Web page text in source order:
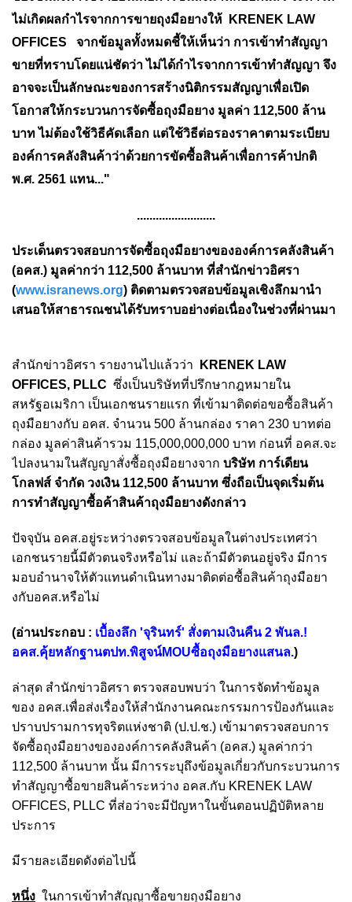
ไม่เกิดผลกำไรจากการขายถุงมือยางให้ KRENEK LAW
OFFICES จากข้อมูลทั้งหมดชี้ให้เห็นว่า การเข้าทำสัญญา
ขายที่ทราบโดยแน่ชัดว่า ไม่ได้กำไรจากการเข้าทำสัญญา จึง
อาจจะเป็นลักษณะของการสร้างนิติกรรมสัญญาเพื่อเปิด
โอกาสให้กระบวนการจัดซื้อถุงมือยาง มูลค่า 112,500 ล้าน
บาท ไม่ต้องใช้วิธีคัดเลือก แต่ใช้วิธีต่อรองราคาตามระเบียบ
องค์การคลังสินค้าว่าด้วยการขัดซื้อสินค้าเพื่อการค้าปกติ
พ.ศ. 2561 แทน..."
.........................
ประเด็นตรวจสอบการจัดซื้อถุงมือยางขององค์การคลังสินค้า
(อคส.) มูลค่ากว่า 112,500 ล้านบาท ที่สำนักข่าวอิศรา
(www.isranews.org) ติดตามตรวจสอบข้อมูลเชิงลึกมานำ
เสนอให้สาธารณชนได้รับทราบอย่างต่อเนื่องในช่วงที่ผ่านมา
สำนักข่าวอิศรา รายงานไปแล้วว่า
KRENEK LAW
OFFICES, PLLC ซึ่งเป็นบริษัทที่ปรึกษากฎหมายใน
สหรัฐอเมริกา เป็นเอกชนรายแรก ที่เข้ามาติดต่อขอซื้อสินค้า
ถุงมือยางกับ อคส. จำนวน 500 ล้านกล่อง ราคา 230 บาทต่อ
กล่อง มูลค่าสินค้ารวม 115,000,000,000 บาท ก่อนที่ อคส.จะ
ไปลงนามในสัญญาสั่งซื้อถุงมือยางจาก บริษัท การ์เดียน
โกลฟส์ จำกัด วงเงิน 112,500 ล้านบาท ซึ่งถือเป็นจุดเริ่มต้น
การทำสัญญาซื้อค้าสินค้าถุงมือยางดังกล่าว
ปัจจุบัน อคส.อยู่ระหว่างตรวจสอบข้อมูลในต่างประเทศว่า
เอกชนรายนี้มีตัวตนจริงหรือไม่ และถ้ามีตัวตนอยู่จริง มีการ
มอบอำนาจให้ตัวแทนดำเนินทางมาติดต่อซื้อสินค้าถุงมือยา
งกับอคส.หรือไม่
(อ่านประกอบ : เบื้องลึก 'จุรินทร์' สั่งตามเงินคืน 2 พันล.!
อคส.คุ้ยหลักฐานตปท.พิสูจน์MOUซื้อถุงมือยางแสนล.)
ล่าสุด สำนักข่าวอิศรา ตรวจสอบพบว่า ในการจัดทำข้อมูล
ของ อคส.เพื่อส่งเรื่องให้สำนักงานคณะกรรมการป้องกันและ
ปราบปรามการทุจริตแห่งชาติ (ป.ป.ช.) เข้ามาตรวจสอบการ
จัดซื้อถุงมือยางขององค์การคลังสินค้า (อคส.) มูลค่ากว่า
112,500 ล้านบาท นั้น มีการระบุถึงข้อมูลเกี่ยวกับกระบวนการ
ทำสัญญาซื้อขายสินค้าระหว่าง อคส.กับ KRENEK LAW
OFFICES, PLLC ที่ส่อว่าจะมีปัญหาในขั้นตอนปฏิบัติหลาย
ประการ
มีรายละเอียดดังต่อไปนี้
หนึ่ง ในการเข้าทำสัญญาซื้อขายถุงมือยาง